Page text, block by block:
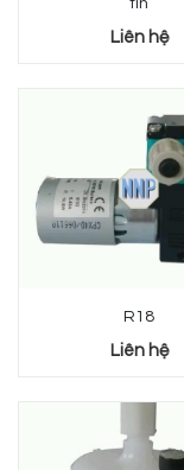
Liên hệ
R18
Liên hệ